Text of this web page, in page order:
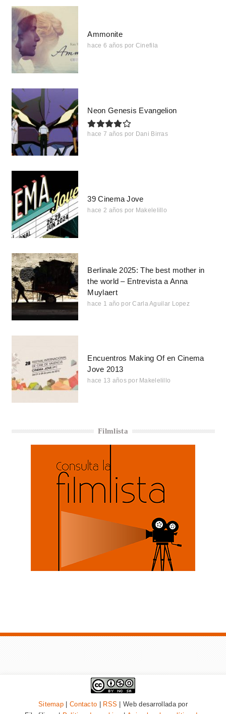
Ammonite
hace 6 años por Cinefila
Neon Genesis Evangelion
hace 7 años por Dani Birras
39 Cinema Jove
hace 2 años por Makelelillo
Berlinale 2025: The best mother in
the world – Entrevista a Anna
Muylaert
hace 1 año por Carla Aguilar Lopez
Encuentros Making Of en Cinema
Jove 2013
hace 13 años por Makelelillo
Filmlista
Sitemap Contacto RSS | Web desarrollada por